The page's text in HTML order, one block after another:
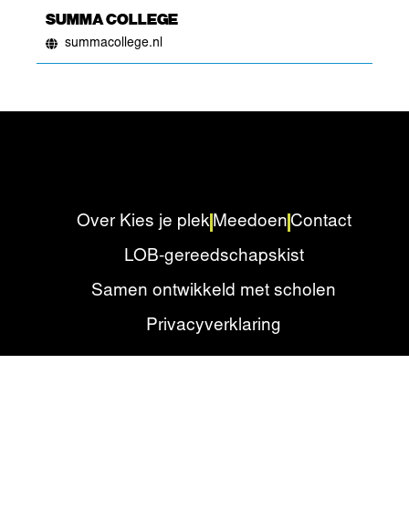
SUMMA COLLEGE
summacollege.nl
Over Kies je plek Meedoen Contact
LOB-gereedschapskist
Samen ontwikkeld met scholen
Privacyverklaring